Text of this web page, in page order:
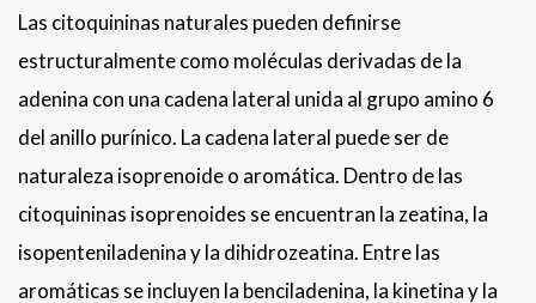
Las citoquininas naturales pueden definirse
estructuralmente como moléculas derivadas de la
adenina con una cadena lateral unida al grupo amino 6
del anillo purínico. La cadena lateral puede ser de
naturaleza isoprenoide o aromática. Dentro de las
citoquininas isoprenoides se encuentran la zeatina, la
isopenteniladenina y la dihidrozeatina. Entre las
aromáticas se incluyen la benciladenina, la kinetina y la